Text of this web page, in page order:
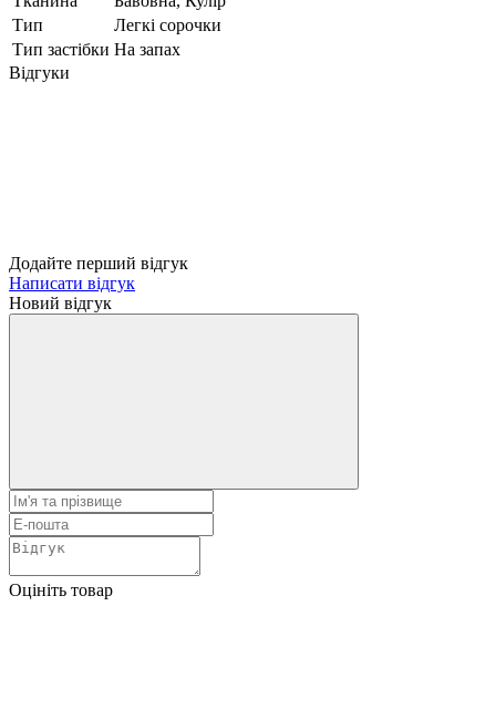
Тип
Легкі сорочки
Тип застібки На запах
Відгуки
Додайте перший відгук
Написати відгук
Новий відгук
Оцініть товар